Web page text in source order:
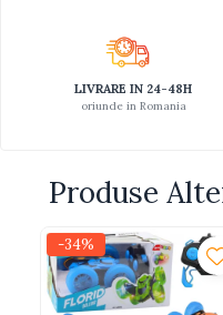
Trenuri cu sine
Vehicule de constructii
LIVRARE IN 24-48H
oriunde in Romania
Produse
-34%